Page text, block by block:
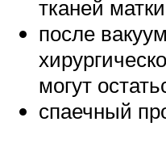
тканей
после
могут
спаечный